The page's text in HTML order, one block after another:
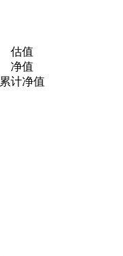
估值
净值
累计净值